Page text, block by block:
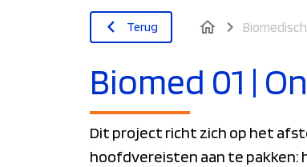
Terug home Biomedisch
Biomed 01 |
Dit project richt zich op het
hoofdvereisten aan te pakken: